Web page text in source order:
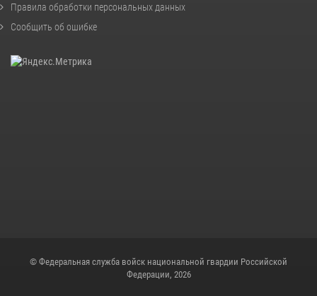
Правила обработки персональных данных
Сообщить об ошибке
© Федеральная служба войск национальной гвардии Российской
Федерации, 2026